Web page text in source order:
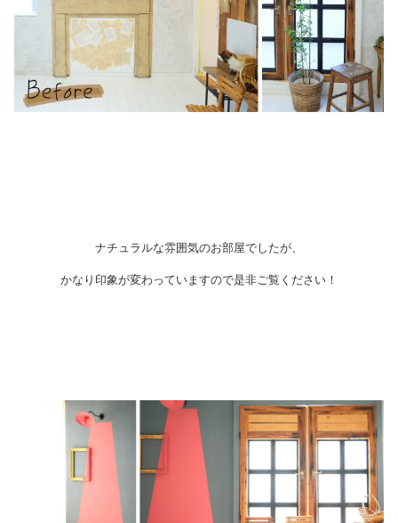
ナチュラルな雰囲気のお部屋でしたが、
かなり印象が変わっていますので是非ご覧ください！